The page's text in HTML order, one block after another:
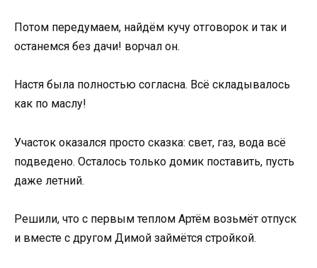
Потом передумаем, найдём кучу отговорок и так и
останемся без дачи! ворчал он.
Настя была полностью согласна. Всё складывалось
как по маслу!
Участок оказался просто сказка: свет, газ, вода всё
подведено. Осталось только домик поставить, пусть
даже летний.
Решили, что с первым теплом Артём возьмёт отпуск
и вместе с другом Димой займётся стройкой.